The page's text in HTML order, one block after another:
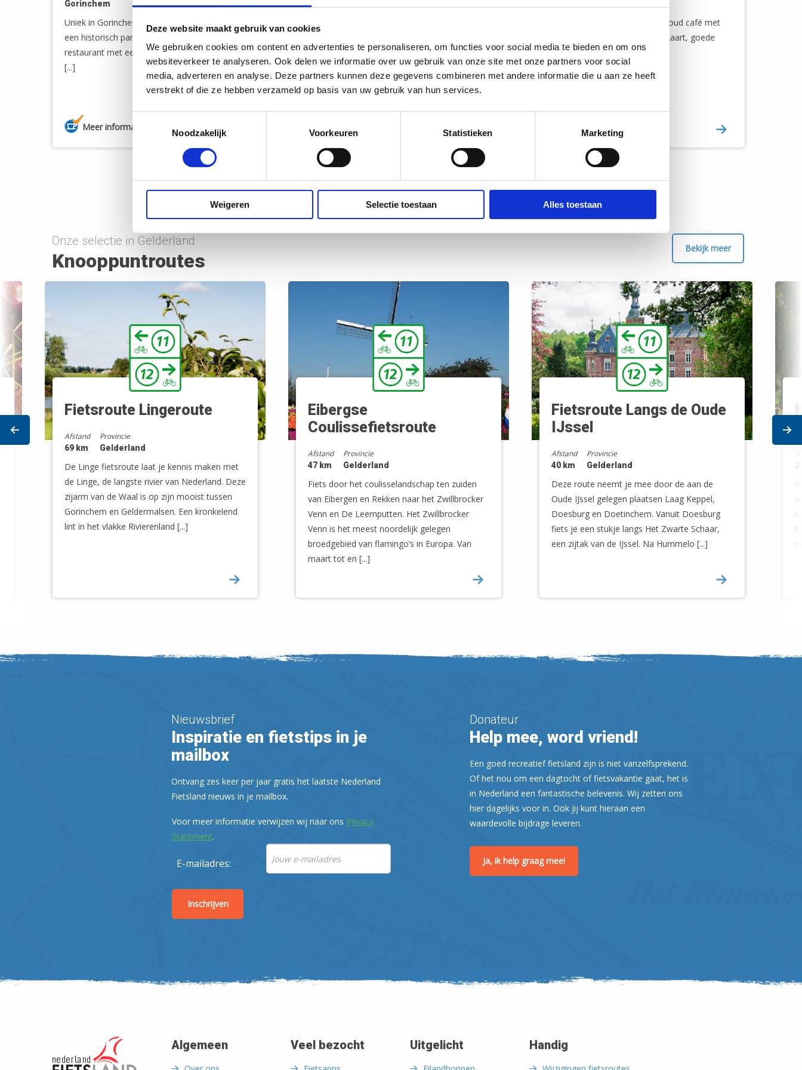
Deze website maakt gebruik van cookies
We gebruiken cookies om content en advertenties te personaliseren, om functies voor social media te bieden en om ons
websiteverkeer te analyseren. Ook delen we informatie over uw gebruik van onze site met onze partners voor social
media, adverteren en analyse. Deze partners kunnen deze gegevens combineren met andere informatie die u aan ze heeft
verstrekt of die ze hebben verzameld op basis van uw gebruik van hun services.
Noodzakelijk
Voorkeuren Statistieken Marketing
Weigeren Selectie toestaan Alles toestaan
22
32
31
Gorinchem
Uniek in Gorinchem! Metropole, gevestigd in
een historisch pand in de binnenstad. Een
restaurant met een warm en stads karakter,
[...]
Meer informatie
Asperen
Hotel De Schildkamp Heerlijk overnachten,
Brasserie Dirk. 4 sterren Hotel De Schildkamp
[...]
Meer informatie
Café de Zwaan is een gezellig oud café met
een klein terras en een kleine kaart, goede
koffie en dranken. [...]
Meer informatie
Onze selectie in Gelderland
Knooppuntroutes
Bekijk meer
Prev
Fietsroute Lingeroute
Afstand
69 km
Provincie
Gelderland
De Linge fietsroute laat je kennis maken met
de Linge, de langste rivier van Nederland. Deze
zijarm van de Waal is op zijn mooist tussen
Gorinchem en Geldermalsen. Een kronkelend
lint in het vlakke Rivierenland [...]
Eibergse
Coulissefietsroute
Afstand
47 km
Provincie
Gelderland
Fiets door het coulisselandschap ten zuiden
van Eibergen en Rekken naar het Zwillbrocker
Venn en De Leemputten. Het Zwillbrocker
Venn is het meest noordelijk gelegen
broedgebied van flamingo’s in Europa. Van
maart tot en [...]
Fietsroute Langs de Oude
IJssel
Afstand
40 km
Provincie
Gelderland
Deze route neemt je mee door de aan de
Oude IJssel gelegen plaatsen Laag Keppel,
Doesburg en Doetinchem. Vanuit Doesburg
fiets je een stukje langs Het Zwarte Schaar,
een zijtak van de IJssel. Na Hummelo [...]
Nieuwsbrief
Inspiratie en fietstips in je
mailbox
Ontvang zes keer per jaar gratis het laatste Nederland
Fietsland nieuws in je mailbox.
Voor meer informatie verwijzen wij naar ons Privacy
Statement.
E-mailadres:
Donateur
Help mee, word vriend!
Een goed recreatief fietsland zijn is niet vanzelfsprekend.
Of het nou om een dagtocht of fietsvakantie gaat, het is
in Nederland een fantastische belevenis. Wij zetten ons
hier dagelijks voor in. Ook jij kunt hieraan een
waardevolle bijdrage leveren.
Ja, ik help graag mee!
Algemeen Veel bezocht Uitgelicht Handig